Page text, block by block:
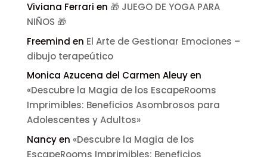
Viviana Ferrari en 🎁 JUEGO DE YOGA PARA
NIÑOS 🎁
Freemind en El Arte de Gestionar Emociones –
dibujo terapeútico
Monica Azucena del Carmen Aleuyen
«Descubre la Magia de los EscapeRooms
Imprimibles: Beneficios Asombrosos para
Adolescentes y Adultos»
Nancyen «Descubre la Magia de los
EscapeRooms Imprimibles: Beneficios